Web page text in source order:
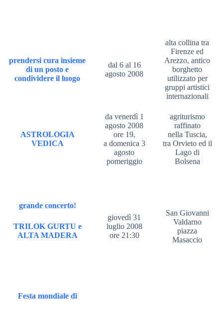
prendersi cura insieme
di un posto e
condividere il luogo
dal 6 al 16
agosto 2008
alta collina tra
Firenze ed
Arezzo, antico
borghetto
utilizzato per
gruppi artistici
internazionali
ASTROLOGIA
VEDICA
da venerdì 1
agosto 2008
ore 19,
a domenica 3
agosto
pomeriggio
agriturismo
raffinato
nella Tuscia,
tra Orvieto ed il
Lago di
Bolsena
grande concerto!
TRILOK GURTU e
ALTA MADERA
giovedì 31
luglio 2008
ore 21:30
San Giovanni
Valdarno
piazza
Masaccio
Festa mondiale di